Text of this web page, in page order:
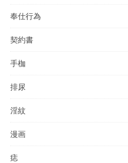
奉仕行為
契約書
手枷
排尿
淫紋
漫画
痣